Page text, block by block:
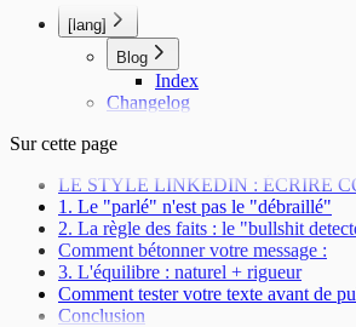
[lang]
Blog
Index
Changelog
Sur cette page
LE STYLE LINKEDIN : ÉCRIRE
1. Le "parlé" n'est pas le "débraillé"
2. La règle des faits : le "bullshit
Comment bétonner votre message :
3. L'équilibre : naturel + rigueur
Comment tester votre texte avant de
Conclusion